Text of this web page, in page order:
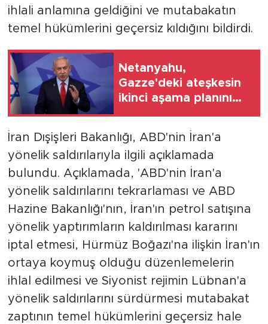
ihlali anlamına geldiğini ve mutabakatın
temel hükümlerini geçersiz kıldığını bildirdi.
Netanyahu,
Gazze'deki ateşkesin
ikinci aşama planını
İran Dışişleri Bakanlığı, ABD'nin İran'a
yönelik saldırılarıyla ilgili açıklamada
bulundu. Açıklamada, 'ABD'nin İran'a
yönelik saldırılarını tekrarlaması ve ABD
Hazine Bakanlığı'nın, İran'ın petrol satışına
yönelik yaptırımların kaldırılması kararını
iptal etmesi, Hürmüz Boğazı'na ilişkin İran'ın
ortaya koymuş olduğu düzenlemelerin
ihlal edilmesi ve Siyonist rejimin Lübnan'a
yönelik saldırılarını sürdürmesi mutabakat
zaptının temel hükümlerini geçersiz hale